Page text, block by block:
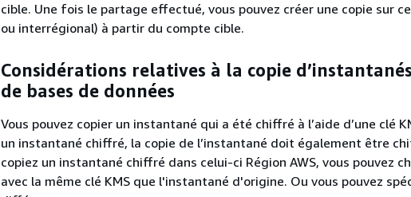
cible. Une fois le partage effectué, vous pouvez créer une copie sur
ou interrégional) à partir du compte cible.
Considérations relatives à la copie
de bases de données
Vous pouvez copier un instantané qui a été chiffré à l’aide d’une clé
un instantané chiffré, la copie de l’instantané doit également être
copiez un instantané chiffré dans celui-ci Région AWS, vous pouvez
avec la même clé KMS que l'instantané d'origine. Ou vous pouvez